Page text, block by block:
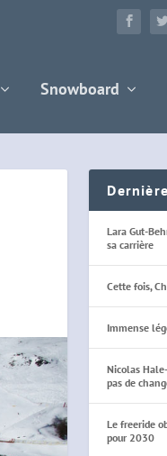
Snowboard
Lara Gut-
sa carrière
Cette fois,
Immense
Nicolas
pas de
Le freeride
pour 2030